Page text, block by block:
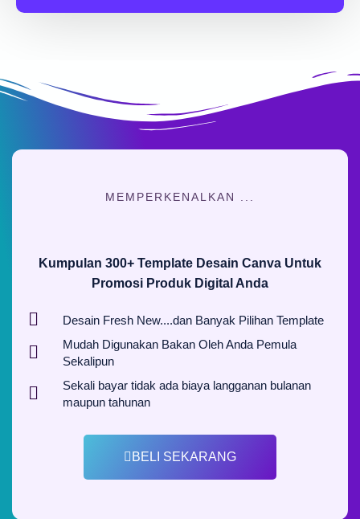
MEMPERKENALKAN ...
Kumpulan 300+ Template Desain Canva Untuk
Promosi Produk Digital Anda
Desain Fresh New....dan Banyak Pilihan Template
Mudah Digunakan Bakan Oleh Anda Pemula
Sekalipun
Sekali bayar tidak ada biaya langganan bulanan
maupun tahunan
BELI SEKARANG